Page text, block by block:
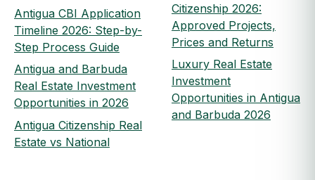
Antigua CBI Application
Timeline 2026: Step-by-
Step Process Guide
Antigua and Barbuda
Real Estate Investment
Opportunities in 2026
Antigua Citizenship Real
Estate vs National
Citizenship 2026:
Approved Projects,
Prices and Returns
Luxury Real Estate
Investment
Opportunities in Antigua
and Barbuda 2026